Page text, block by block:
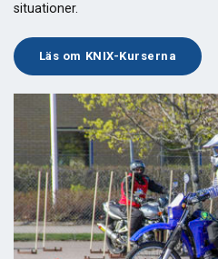
situationer.
Läs om KNIX-Kurserna